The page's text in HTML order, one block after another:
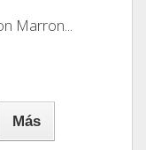
Marron...
Más